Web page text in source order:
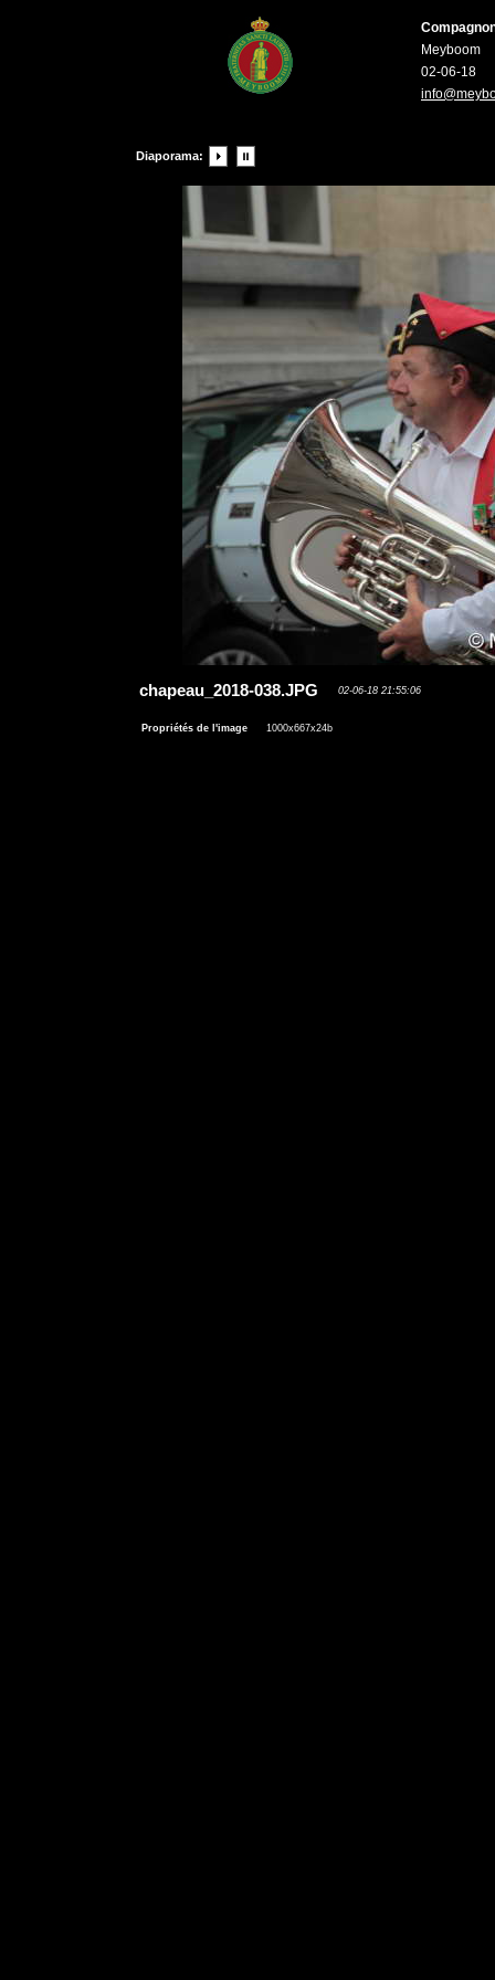
Meyboom
02-06-18
Diaporama:
chapeau_2018-038.JPG 02-06-18 21:55:06
Propriétés de l'image 1000x667x24b